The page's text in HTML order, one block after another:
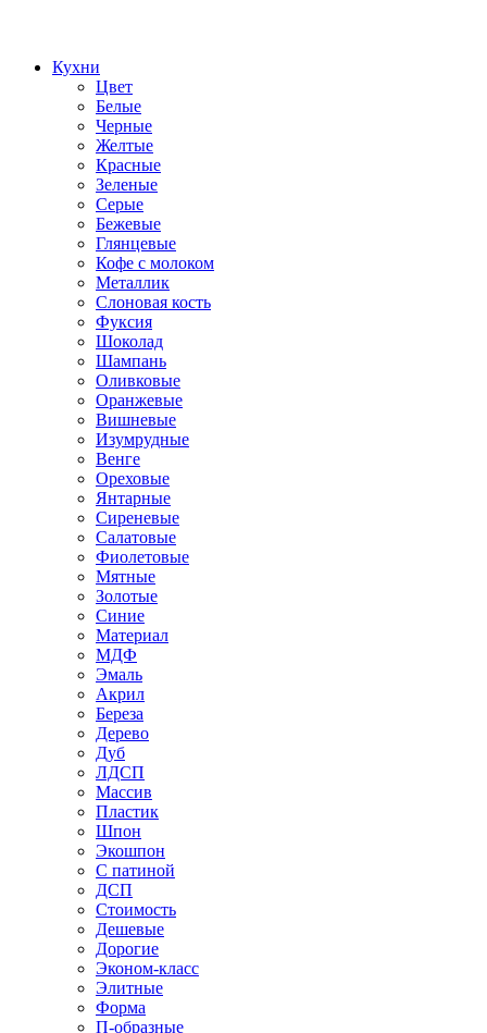
Кухни
Цвет
Белые
Черные
Желтые
Красные
Зеленые
Серые
Бежевые
Глянцевые
Кофе с молоком
Металлик
Слоновая кость
Фуксия
Шоколад
Шампань
Оливковые
Оранжевые
Вишневые
Изумрудные
Венге
Ореховые
Янтарные
Сиреневые
Салатовые
Фиолетовые
Мятные
Золотые
Синие
Материал
МДФ
Эмаль
Акрил
Береза
Дерево
Дуб
ЛДСП
Массив
Пластик
Шпон
Экошпон
С патиной
ДСП
Стоимость
Дешевые
Дорогие
Эконом-класс
Элитные
Форма
П-образные